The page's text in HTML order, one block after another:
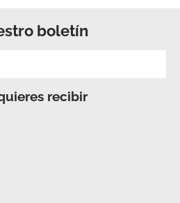
boletín
recibir